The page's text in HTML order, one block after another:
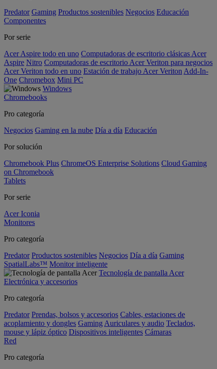
Predator Gaming Productos sostenibles Negocios Educación
Componentes
Por serie
Acer Aspire todo en uno Computadoras de escritorio clásicas Acer
Aspire Nitro Computadoras de escritorio Acer Veriton para negocios
Acer Veriton todo en uno Estación de trabajo Acer Veriton Add-In-
One Chromebox Mini PC
Windows
Chromebooks
Pro categoría
Negocios Gaming en la nube Día a día Educación
Por solución
Chromebook Plus ChromeOS Enterprise Solutions Cloud Gaming
on Chromebook
Tablets
Por serie
Acer Iconia
Monitores
Pro categoría
Predator Productos sostenibles Negocios Día a día Gaming
SpatialLabs™ Monitor inteligente
Tecnología de pantalla Acer
Electrónica y accesorios
Pro categoría
Predator Prendas, bolsos y accesorios Cables, estaciones de
acoplamiento y dongles Gaming Auriculares y audio Teclados,
mouse y lápiz óptico Dispositivos inteligentes Cámaras
Red
Pro categoría